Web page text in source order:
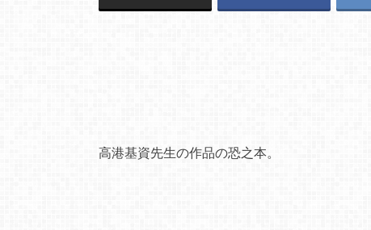
高港基資先生の作品の恐之本。